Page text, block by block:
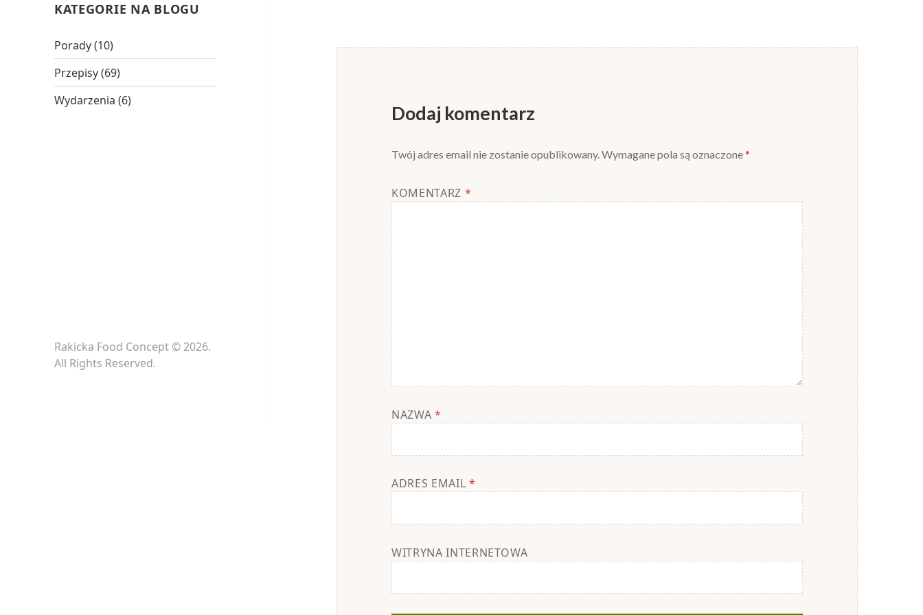
KATEGORIE NA BLOGU
Porady(10)
Przepisy(69)
Wydarzenia (6)
Rakicka Food Concept © 2026.
All Rights Reserved.
Dodaj komentarz
Twój adres email nie zostanie opublikowany.Wymagane pola są oznaczone*
KOMENTARZ *
NAZWA*
ADRES EMAIL *
WITRYNA INTERNETOWA